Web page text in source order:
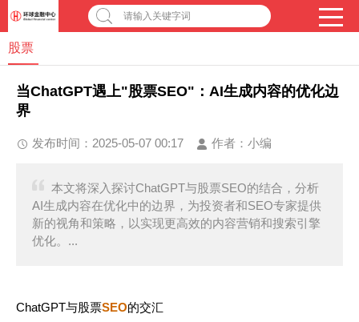
请输入关键字词
股票
当ChatGPT遇上"股票SEO"：AI生成内容的优化边
界
发布时间：2025-05-07 00:17 作者： 小编
本文将深入探讨ChatGPT与股票SEO的结合，分析
AI生成内容在优化中的边界，为投资者和SEO专家提供
新的视角和策略，以实现更高效的内容营销和搜索引擎
优化。...
ChatGPT与股票SEO的交汇